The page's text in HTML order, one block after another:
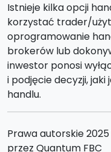
Istnieje kilka opcji
korzystać trader/
oprogramowanie
brokerów lub
inwestor ponosi
i podjęcie decyzji, jaki
handlu.
Prawa autorskie
przez Quantum FBC